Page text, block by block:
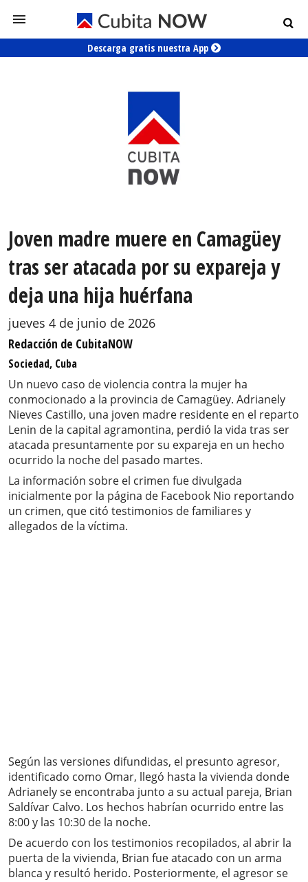
Descarga gratis nuestra App
Joven madre muere en Camagüey
tras ser atacada por su expareja y
deja una hija huérfana
jueves 4 de junio de 2026
Redacción de CubitaNOW
Sociedad, Cuba
Un nuevo caso de violencia contra la mujer ha
conmocionado a la provincia de Camagüey. Adrianely
Nieves Castillo, una joven madre residente en el reparto
Lenin de la capital agramontina, perdió la vida tras ser
atacada presuntamente por su expareja en un hecho
ocurrido la noche del pasado martes.
La información sobre el crimen fue divulgada
inicialmente por la página de Facebook Nio reportando
un crimen, que citó testimonios de familiares y
allegados de la víctima.
Según las versiones difundidas, el presunto agresor,
identificado como Omar, llegó hasta la vivienda donde
Adrianely se encontraba junto a su actual pareja, Brian
Saldívar Calvo. Los hechos habrían ocurrido entre las
8:00 y las 10:30 de la noche.
De acuerdo con los testimonios recopilados, al abrir la
puerta de la vivienda, Brian fue atacado con un arma
blanca y resultó herido. Posteriormente, el agresor se